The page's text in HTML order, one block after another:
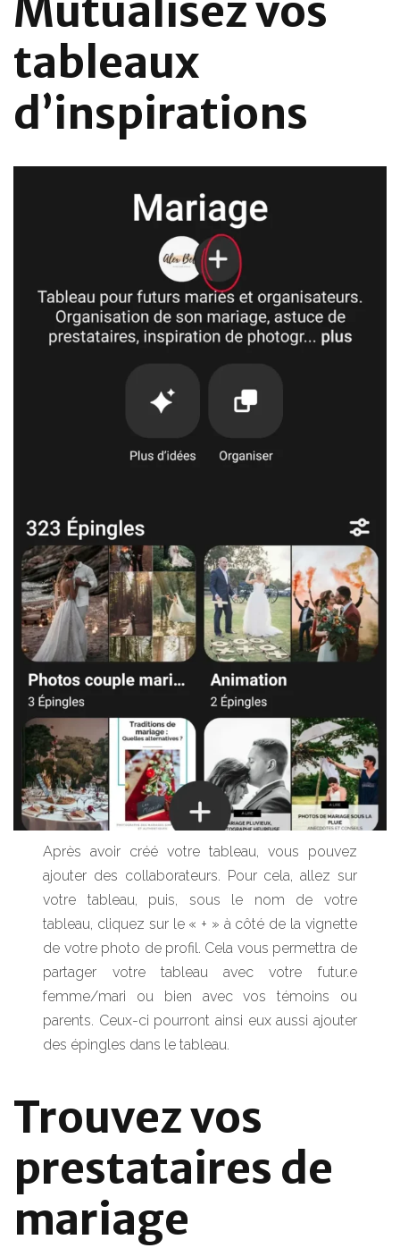
Mutualisez vos
tableaux
d’inspirations
Après avoir créé votre tableau, vous pouvez
ajouter des collaborateurs. Pour cela, allez sur
votre tableau, puis, sous le nom de votre
tableau, cliquez sur le « + » à côté de la vignette
de votre photo de profil. Cela vous permettra de
partager votre tableau avec votre futur.e
femme/mari ou bien avec vos témoins ou
parents. Ceux-ci pourront ainsi eux aussi ajouter
des épingles dans le tableau.
Trouvez vos
prestataires de
mariage